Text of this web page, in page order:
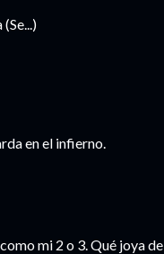
en el infierno.
mi 2 o 3. Qué joya de